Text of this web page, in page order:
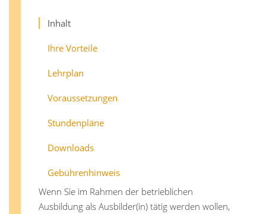
Inhalt
Ihre Vorteile
Lehrplan
Voraussetzungen
Stundenpläne
Downloads
Gebührenhinweis
Wenn Sie im Rahmen der betrieblichen
Ausbildung als Ausbilder(in) tätig werden wollen,